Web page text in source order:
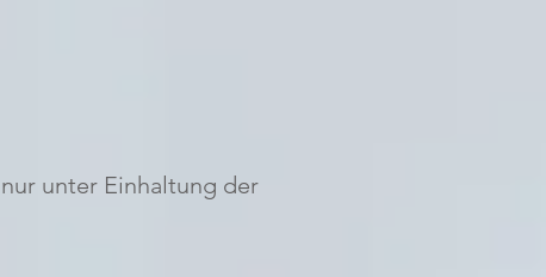
unter Einhaltung der